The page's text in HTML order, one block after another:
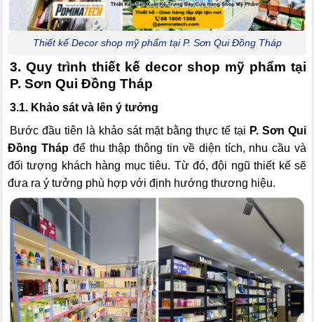
Thiết kế Decor shop mỹ phẩm tại P. Sơn Qui Đồng Tháp
3. Quy trình thiết kế decor shop mỹ phẩm tại
P. Sơn Qui Đồng Tháp
3.1. Khảo sát và lên ý tưởng
Bước đầu tiên là khảo sát mặt bằng thực tế tại P. Sơn Qui
Đồng Thápđể thu thập thông tin về diện tích, nhu cầu và
đối tượng khách hàng mục tiêu. Từ đó, đội ngũ thiết kế sẽ
đưa ra ý tưởng phù hợp với định hướng thương hiệu.